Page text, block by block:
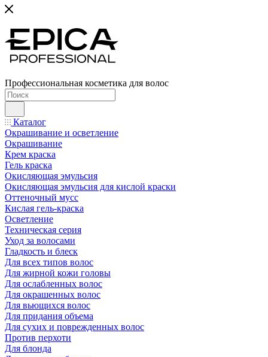
Профессиональная косметика для волос
Каталог
Окрашивание и осветление
Окрашивание
Крем краска
Гель краска
Окисляющая эмульсия
Окисляющая эмульсия для кислой краски
Оттеночный мусс
Кислая гель-краска
Осветление
Техническая серия
Уход за волосами
Гладкость и блеск
Для всех типов волос
Для жирной кожи головы
Для ослабленных волос
Для окрашенных волос
Для вьющихся волос
Для придания объема
Для сухих и поврежденных волос
Против перхоти
Для блонда